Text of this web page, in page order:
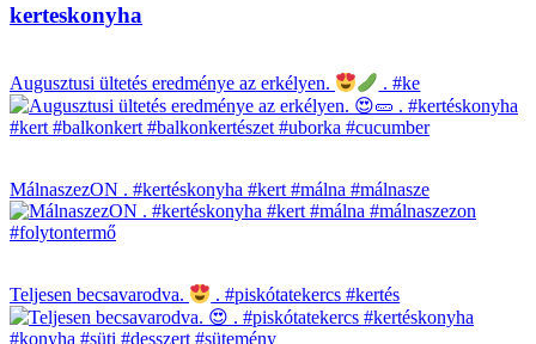
kerteskonyha
Augusztusi ültetés eredménye az erkélyen. . #ke
MálnaszezON . #kertéskonyha #kert #málna #málnasze
Teljesen becsavarodva. . #piskótatekercs #kertés